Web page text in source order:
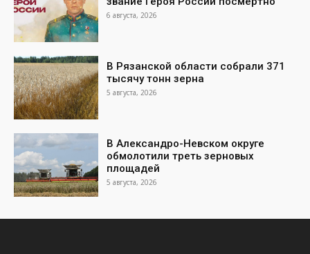
6 августа, 2026
В Рязанской области собрали 371
тысячу тонн зерна
5 августа, 2026
В Александро-Невском округе
обмолотили треть зерновых
площадей
5 августа, 2026